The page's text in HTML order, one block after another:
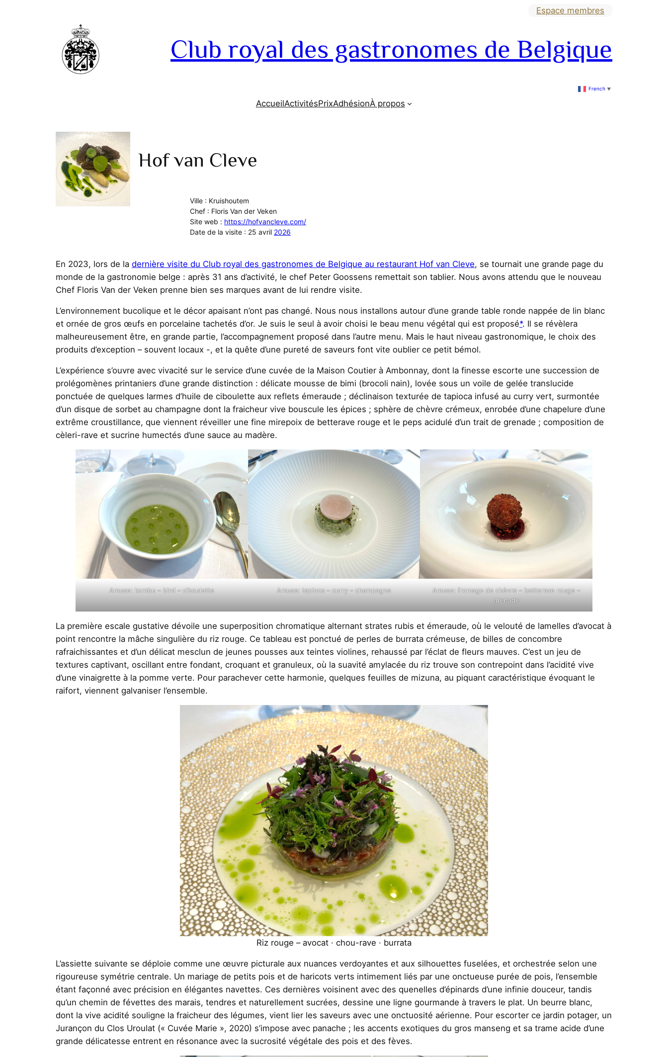
Espace membres
Club royal des gastronomes de Belgique
French ▼
AccueilActivitésPrixAdhésionÀ propos
Hof van Cleve
Ville : Kruishoutem
Chef : Floris Van der Veken
Site web : https://hofvancleve.com/
Date de la visite : 25 avril 2026
En 2023, lors de la dernière visite du Club royal des gastronomes de Belgique au restaurant Hof van Cleve, se tournait une grande page du
monde de la gastronomie belge : après 31 ans d’activité, le chef Peter Goossens remettait son tablier. Nous avons attendu que le nouveau
Chef Floris Van der Veken prenne bien ses marques avant de lui rendre visite.
L’environnement bucolique et le décor apaisant n’ont pas changé. Nous nous installons autour d’une grande table ronde nappée de lin blanc
et ornée de gros œufs en porcelaine tachetés d’or. Je suis le seul à avoir choisi le beau menu végétal qui est proposé*. Il se révèlera
malheureusement être, en grande partie, l’accompagnement proposé dans l’autre menu. Mais le haut niveau gastronomique, le choix des
produits d’exception – souvent locaux -, et la quête d’une pureté de saveurs font vite oublier ce petit bémol.
L’expérience s’ouvre avec vivacité sur le service d’une cuvée de la Maison Coutier à Ambonnay, dont la finesse escorte une succession de
prolégomènes printaniers d’une grande distinction : délicate mousse de bimi (brocoli nain), lovée sous un voile de gelée translucide
ponctuée de quelques larmes d’huile de ciboulette aux reflets émeraude ; déclinaison texturée de tapioca infusé au curry vert, surmontée
d’un disque de sorbet au champagne dont la fraicheur vive bouscule les épices ; sphère de chèvre crémeux, enrobée d’une chapelure d’une
extrême croustillance, que viennent réveiller une fine mirepoix de betterave rouge et le peps acidulé d’un trait de grenade ; composition de
cèleri-rave et sucrine humectés d’une sauce au madère.
Amuse: kombu – bimi – ciboulette Amuse: tapioca – curry – champagne
Amuse: fromage de chèvre – betterave rouge –
grenade
La première escale gustative dévoile une superposition chromatique alternant strates rubis et émeraude, où le velouté de lamelles d’avocat à
point rencontre la mâche singulière du riz rouge. Ce tableau est ponctué de perles de burrata crémeuse, de billes de concombre
rafraichissantes et d’un délicat mesclun de jeunes pousses aux teintes violines, rehaussé par l’éclat de fleurs mauves. C’est un jeu de
textures captivant, oscillant entre fondant, croquant et granuleux, où la suavité amylacée du riz trouve son contrepoint dans l’acidité vive
d’une vinaigrette à la pomme verte. Pour parachever cette harmonie, quelques feuilles de mizuna, au piquant caractéristique évoquant le
raifort, viennent galvaniser l’ensemble.
Riz rouge – avocat · chou-rave · burrata
L’assiette suivante se déploie comme une œuvre picturale aux nuances verdoyantes et aux silhouettes fuselées, et orchestrée selon une
rigoureuse symétrie centrale. Un mariage de petits pois et de haricots verts intimement liés par une onctueuse purée de pois, l’ensemble
étant façonné avec précision en élégantes navettes. Ces dernières voisinent avec des quenelles d’épinards d’une infinie douceur, tandis
qu’un chemin de févettes des marais, tendres et naturellement sucrées, dessine une ligne gourmande à travers le plat. Un beurre blanc,
dont la vive acidité souligne la fraicheur des légumes, vient lier les saveurs avec une onctuosité aérienne. Pour escorter ce jardin potager, un
Jurançon du Clos Uroulat (« Cuvée Marie », 2020) s’impose avec panache ; les accents exotiques du gros manseng et sa trame acide d’une
grande délicatesse entrent en résonance avec la sucrosité végétale des pois et des fèves.